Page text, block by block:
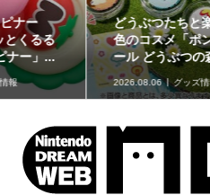
どうぶつたちと楽しむ12
色のコスメ「ポンデクル
ール どうぶつの森 マル...
2026.08.06 グッズ情報